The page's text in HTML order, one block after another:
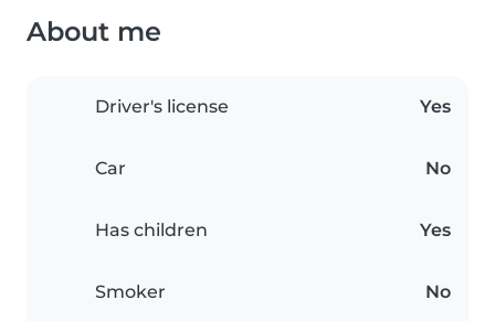
About me
Driver's license Yes
Car No
Has children Yes
Smoker No